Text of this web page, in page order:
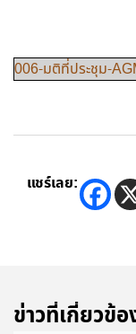
006-มติที่ประชุม-
แชร์เลย:
ข่าวที่เกี่ยวข้อ